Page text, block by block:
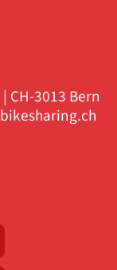
CH-3013 Bern